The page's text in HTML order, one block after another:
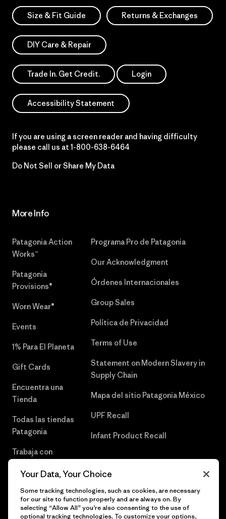
Size & Fit Guide Returns & Exchanges
DIY Care & Repair
Trade In. Get Credit. Login
Accessibility Statement
If you are using a screen reader and having difficulty
please call us at 1-800-638-6464
Do Not Sell or Share My Data
More Info
Patagonia Action
Works™
Patagonia
Provisions®
Worn Wear®
Events
1% Para El Planeta
Gift Cards
Encuentra una
Tienda
Todas las tiendas
Patagonia
Trabaja con
Programa Pro de Patagonia
Our Acknowledgment
Órdenes Internacionales
Group Sales
Política de Privacidad
Terms of Use
Statement on Modern Slavery in
Supply Chain
Mapa del sitio Patagonia México
UPF Recall
Infant Product Recall
Your Data, Your Choice
Some tracking technologies, such as cookies, are necessary
for our site to function properly and are always on. By
selecting “Allow All” you’re also consenting to the use of
optional tracking technologies. To customize your options,